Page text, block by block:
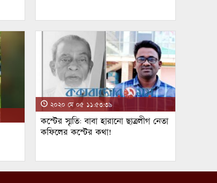
২০২০ মে ০৫ ১১:৫৩:৩৯
কস্টের স্মৃতি: বাবা হারানো ছাত্রলীগ নেতা
কফিলের কস্টের কথা!